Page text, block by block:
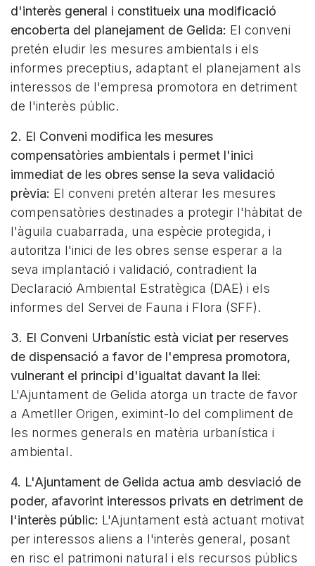
d'interès general i constitueix una modificació
encoberta del planejament de Gelida: El conveni
pretén eludir les mesures ambientals i els
informes preceptius, adaptant el planejament als
interessos de l'empresa promotora en detriment
de l'interès públic.
2. El Conveni modifica les mesures
compensatòries ambientals i permet l'inici
immediat de les obres sense la seva validació
prèvia: El conveni pretén alterar les mesures
compensatòries destinades a protegir l'hàbitat de
l'àguila cuabarrada, una espècie protegida, i
autoritza l'inici de les obres sense esperar a la
seva implantació i validació, contradient la
Declaració Ambiental Estratègica (DAE) i els
informes del Servei de Fauna i Flora (SFF).
3. El Conveni Urbanístic està viciat per reserves
de dispensació a favor de l'empresa promotora,
vulnerant el principi d'igualtat davant la llei:
L'Ajuntament de Gelida atorga un tracte de favor
a Ametller Origen, eximint-lo del compliment de
les normes generals en matèria urbanística i
ambiental.
4. L'Ajuntament de Gelida actua amb desviació de
poder, afavorint interessos privats en detriment de
l'interès públic: L'Ajuntament està actuant motivat
per interessos aliens a l'interès general, posant
en risc el patrimoni natural i els recursos públics